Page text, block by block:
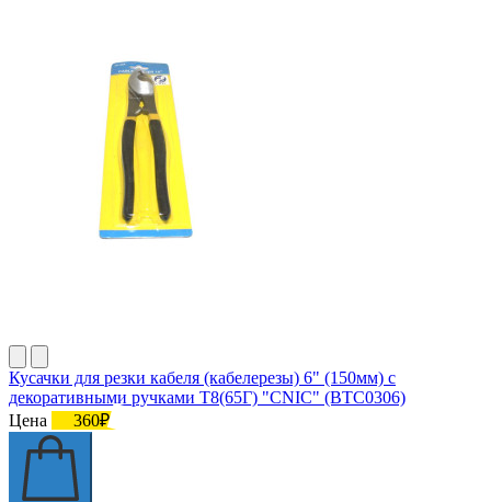
Кусачки для резки кабеля (кабелерезы) 6" (150мм) с
декоративными ручками Т8(65Г) "CNIC" (BTC0306)
Цена
360₽